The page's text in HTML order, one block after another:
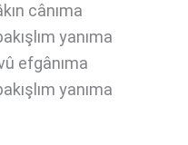
cânıma
yanıma
efgânıma
yanıma